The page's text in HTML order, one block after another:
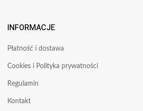
INFORMACJE
Płatność i dostawa
Cookies i Polityka prywatności
Regulamin
Kontakt